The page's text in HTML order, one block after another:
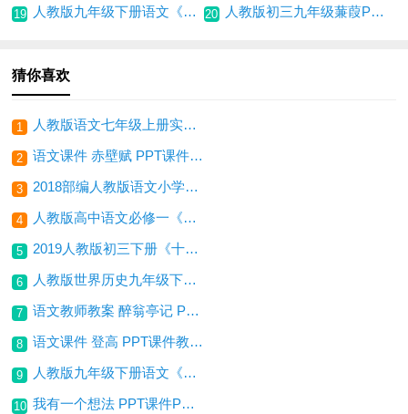
19 人教版九年级下册语文《孔乙己》课件PPT（免费下载） 20 人教版初三九年级蒹葭PPT课件免费下载
猜你喜欢
1 人教版语文七年级上册实验教科书电子版百度网盘下载
2 语文课件 赤壁赋 PPT课件教案免费下载
3 2018部编人教版语文小学一年级《乌鸦喝水》PPT课件
4 人教版高中语文必修一《赤壁赋》PPT课件免费下载
5 2019人教版初三下册《十五从军征》PPT教学课件免费下载
6 人教版世界历史九年级下册实验教科书电子版百度网盘下载
7 语文教师教案 醉翁亭记 PPT课件教案免费下载
8 语文课件 登高 PPT课件教案免费下载
9 人教版九年级下册语文《孔乙己》课件PPT（免费下载）
10 我有一个想法 PPT课件PPT免费下载